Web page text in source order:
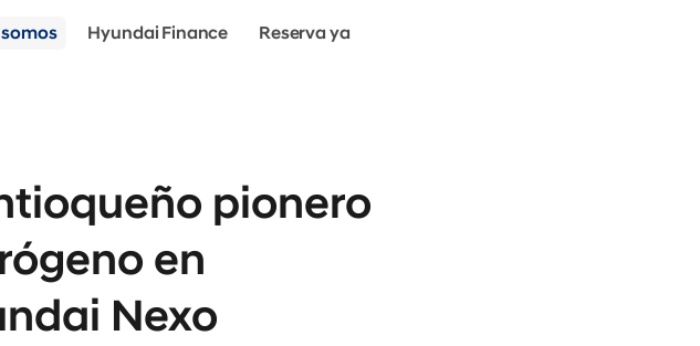
Hyundai Finance Reserva ya
pionero
en
Nexo